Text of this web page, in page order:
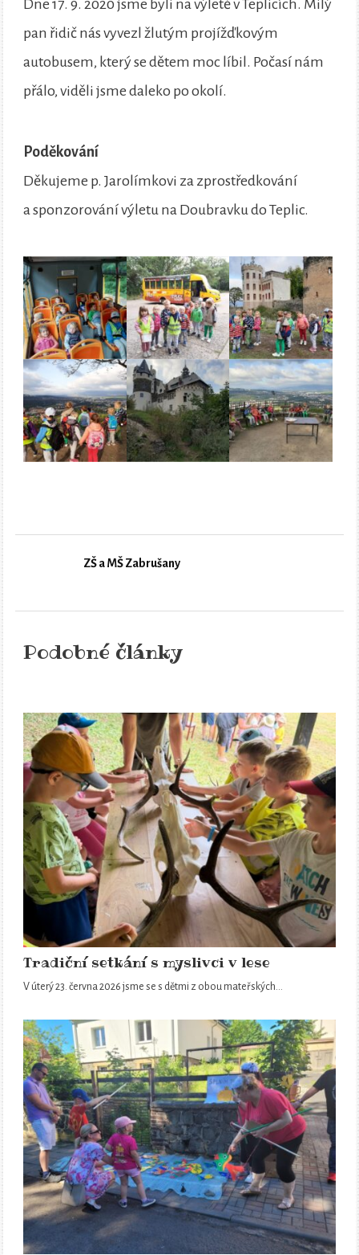
Dne 17. 9. 2020 jsme byli na výletě v Teplicích. Milý
pan řidič nás vyvezl žlutým projížďkovým
autobusem, který se dětem moc líbil. Počasí nám
přálo, viděli jsme daleko po okolí.
Poděkování
Děkujeme p. Jarolímkovi za zprostředkování
a sponzorování výletu na Doubravku do Teplic.
ZŠ a MŠ Zabrušany
Podobné články
Tradiční setkání s myslivci v lese
V úterý 23. června 2026 jsme se s dětmi z obou mateřských…